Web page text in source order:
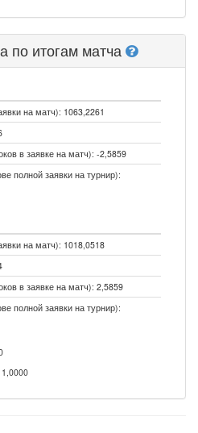
по итогам матча
на матч): 1063,2261
в заявке на матч): -2,5859
полной заявки на турнир):
на матч): 1018,0518
в заявке на матч): 2,5859
полной заявки на турнир):